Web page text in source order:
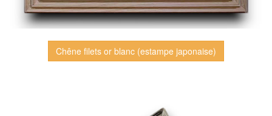
Chêne filets or blanc (estampe japonaise)